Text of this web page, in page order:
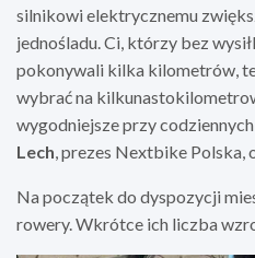
silnikowi elektrycznemu
jednośladu. Ci, którzy bez
pokonywali kilka kilometrów,
wybrać na
wygodniejsze przy
Lech, prezes Nextbike Polska,
Na początek do dyspozycji
rowery. Wkrótce ich liczba